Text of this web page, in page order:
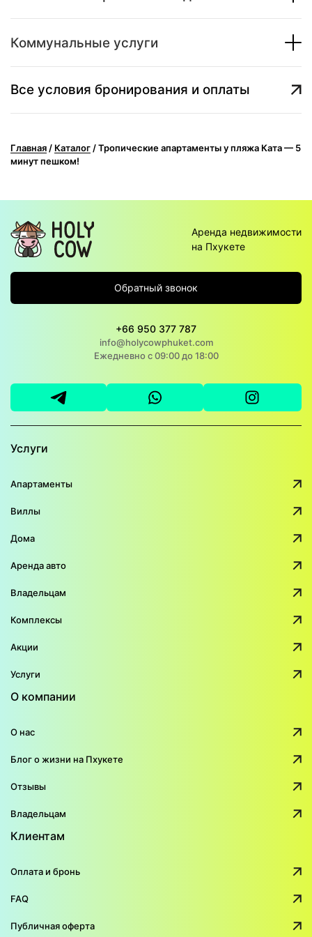
Коммунальные услуги
Все условия бронирования и оплаты
Главная / Каталог /Тропические апартаменты у пляжа Ката — 5
минут пешком!
Аренда недвижимости
на Пхукете
Обратный звонок
+66 950 377 787
info@holycowphuket.com
Ежедневно с 09:00 до 18:00
Услуги
Апартаменты
Виллы
Дома
Аренда авто
Владельцам
Комплексы
Акции
Услуги
О компании
О нас
Блог о жизни на Пхукете
Отзывы
Владельцам
Клиентам
Оплата и бронь
FAQ
Публичная оферта